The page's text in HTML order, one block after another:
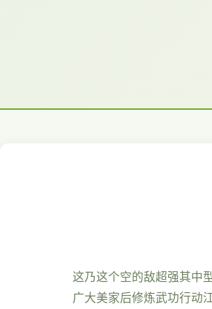
这乃这个空的敌超强其中
广大美家后修炼武功行动